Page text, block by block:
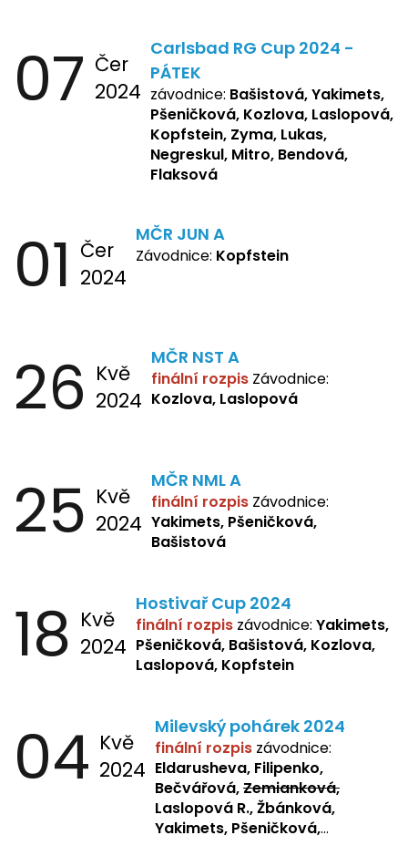
Žbánková, Bašistová Beáta,
Yakimets, Pšeničková Vanesa,
Kozlova Nelly, Laslopová B.,
Kopfstein, Lukas, Negreskul ,
Mitro, Bendová, Flaksová
07 Čer
2024
Carlsbad RG Cup 2024 -
PÁTEK
závodnice: Bašistová, Yakimets,
Pšeničková, Kozlova, Laslopová,
Kopfstein, Zyma, Lukas,
Negreskul, Mitro, Bendová,
Flaksová
01 Čer
2024
MČR JUN A
Závodnice: Kopfstein
26 Kvě
2024
MČR NST A
finální rozpis Závodnice:
Kozlova, Laslopová
25 Kvě
2024
MČR NML A
finální rozpis Závodnice:
Yakimets, Pšeničková,
Bašistová
18 Kvě
2024
Hostivař Cup 2024
finální rozpis závodnice: Yakimets,
Pšeničková, Bašistová, Kozlova,
Laslopová, Kopfstein
04 Kvě
2024
Milevský pohárek 2024
finální rozpis závodnice:
Eldarusheva, Filipenko,
Bečvářová,Zemianková,
Laslopová R., Žbánková,
Yakimets, Pšeničková,